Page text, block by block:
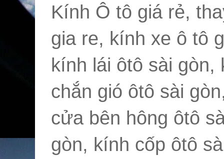
Kính Ô tô giá rẻ,
gia re, kính xe ô tô
kính lái ôtô sài
chắn gió ôtô sài
cửa bên hông ôtô
gòn, kính cốp ôtô